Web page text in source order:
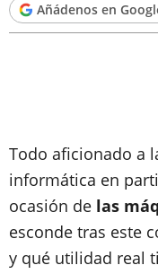
Añádenos en
Todo aficionado a
informática en
ocasión de las
esconde tras este
y qué utilidad real